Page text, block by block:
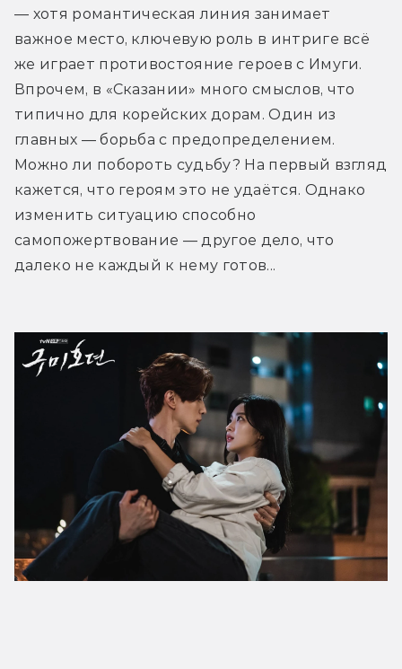
— хотя романтическая линия занимает
важное место, ключевую роль в интриге всё
же играет противостояние героев с Имуги.
Впрочем, в «Сказании» много смыслов, что
типично для корейских дорам. Один из
главных — борьба с предопределением.
Можно ли побороть судьбу? На первый взгляд
кажется, что героям это не удаётся. Однако
изменить ситуацию способно
самопожертвование — другое дело, что
далеко не каждый к нему готов...